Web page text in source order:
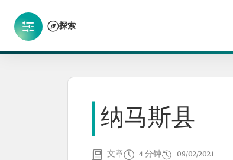
探索
纳马斯县
文章 4 分钟 09/02/2021